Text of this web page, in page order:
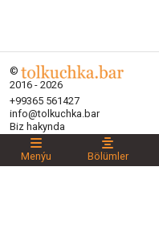
©
2016 - 2026
+99365 561427
info@tolkuchka.bar
Biz hakynda
Eltip bermek
Makalalar
Brendler
Menýu Bölümler